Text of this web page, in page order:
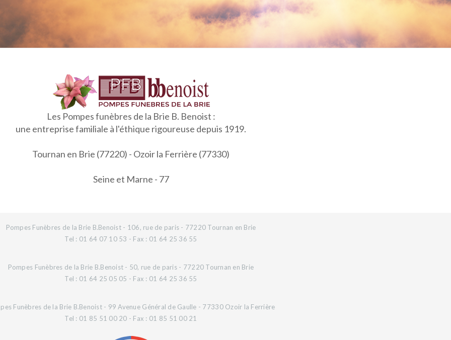
Les Pompes funèbres de la Brie B. Benoist :
une entreprise familiale à l'éthique rigoureuse depuis 1919.
Tournan en Brie (77220) - Ozoir la Ferrière (77330)
Seine et Marne - 77
Pompes Funèbres de la Brie B.Benoist - 106, rue de paris - 77220 Tournan en Brie
Tel : 01 64 07 10 53 - Fax : 01 64 25 36 55
Pompes Funèbres de la Brie B.Benoist - 50, rue de paris - 77220 Tournan en Brie
Tel : 01 64 25 05 05 - Fax : 01 64 25 36 55
Funèbres de la Brie B.Benoist - 99 Avenue Général de Gaulle - 77330 Ozoir la Ferrière
Tel : 01 85 51 00 20 - Fax : 01 85 51 00 21